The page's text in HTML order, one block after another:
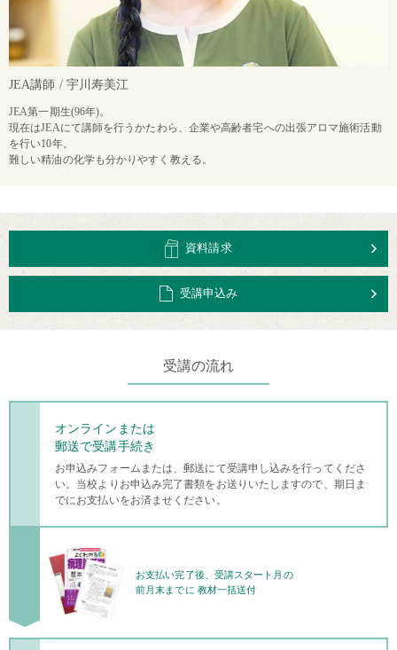
JEA講師 / 宇川寿美江
JEA第一期生(96年)。
現在はJEAにて講師を行うかたわら、企業や高齢者宅への出張アロマ施術活動
を行い10年。
難しい精油の化学も分かりやすく教える。
資料請求
受講申込み
受講の流れ
オンラインまたは
郵送で受講手続き
お申込みフォームまたは、郵送にて受講申し込みを行ってくださ
い。当校よりお申込み完了書類をお送りいたしますので、期日ま
でにお支払いをお済ませください。
お支払い完了後、 受講スタート月の
前月末までに 教材一括送付